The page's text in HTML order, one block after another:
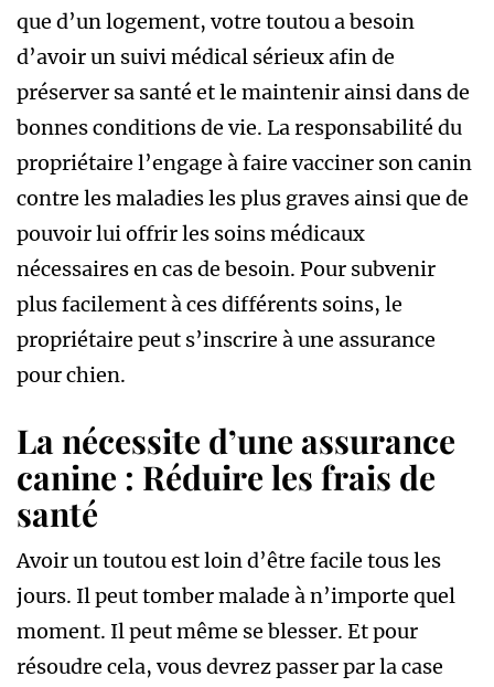
que d’un logement, votre toutou a besoin
d’avoir un suivi médical sérieux afin de
préserver sa santé et le maintenir ainsi dans de
bonnes conditions de vie. La responsabilité du
propriétaire l’engage à faire vacciner son canin
contre les maladies les plus graves ainsi que de
pouvoir lui offrir les soins médicaux
nécessaires en cas de besoin. Pour subvenir
plus facilement à ces différents soins, le
propriétaire peut s’inscrire à une assurance
pour chien.
La nécessite d’une assurance
canine : Réduire les frais de
santé
Avoir un toutou est loin d’être facile tous les
jours. Il peut tomber malade à n’importe quel
moment. Il peut même se blesser. Et pour
résoudre cela, vous devrez passer par la case